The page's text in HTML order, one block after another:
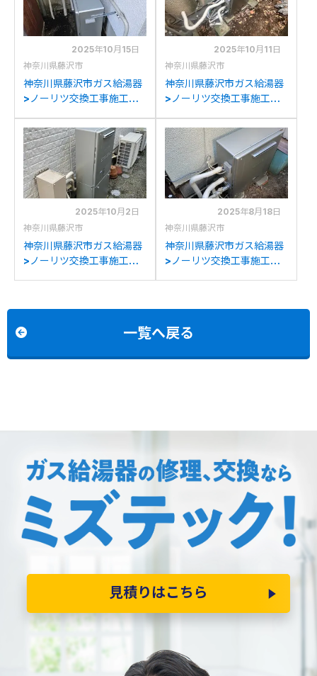
2025年10月15日
神奈川県藤沢市
神奈川県藤沢市ガス給湯器
>ノーリツ交換工事施工事
E2004SA(A)からノーリツ
GT-C2072SAR BLへの交
換
2025年10月11日
神奈川県藤沢市
神奈川県藤沢市ガス給湯器
>ノーリツ交換工事施工事
2050SAXからノーリツ
GT-C2072SAR BLへの交
換
2025年10月2日
神奈川県藤沢市
神奈川県藤沢市ガス給湯器
>ノーリツ交換工事施工事
2025年8月18日
神奈川県藤沢市
神奈川県藤沢市ガス給湯器
>ノーリツ交換工事施工事
一覧へ戻る
見積りはこちら